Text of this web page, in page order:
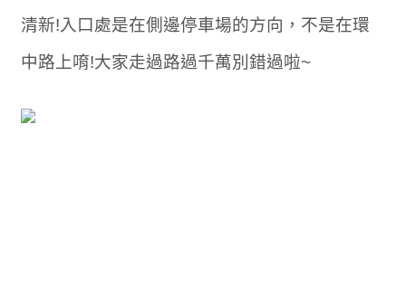
清新!入口處是在側邊停車場的方向，不是在環
中路上唷!大家走過路過千萬別錯過啦~